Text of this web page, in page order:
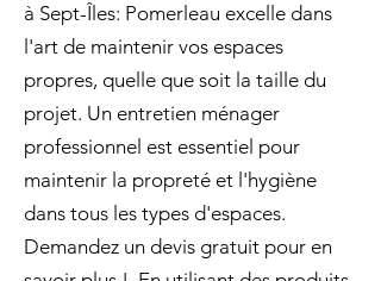
à Sept-Îles: Pomerleau excelle dans
l'art de maintenir vos espaces
propres, quelle que soit la taille du
projet. Un entretien ménager
professionnel est essentiel pour
maintenir la propreté et l'hygiène
dans tous les types d'espaces.
Demandez un devis gratuit pour en